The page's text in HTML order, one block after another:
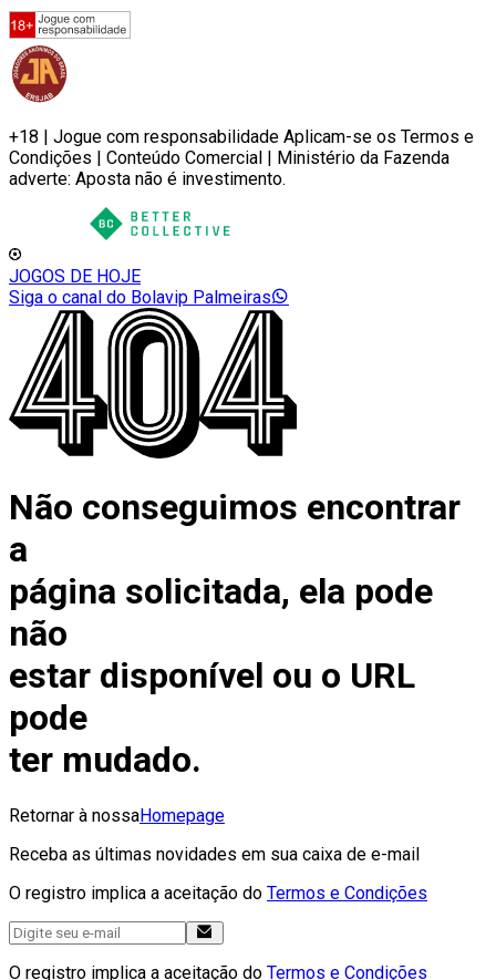
+18 | Jogue com responsabilidade Aplicam-se os Termos e
Condições | Conteúdo Comercial | Ministério da Fazenda
adverte: Aposta não é investimento.
JOGOS DE HOJE
Siga o canal do Bolavip Palmeiras
Não conseguimos encontrar
a
página solicitada, ela pode
não
estar disponível ou o URL
pode
ter mudado.
Retornar à nossaHomepage
Receba as últimas novidades em sua caixa de e-mail
O registro implica a aceitação do Termos e Condições
O registro implica a aceitação do Termos e Condições